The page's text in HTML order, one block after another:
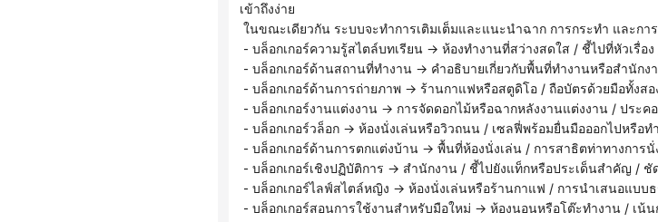
เข้าถึงง่าย
ในขณะเดียวกัน ระบบจะทำการเติมเต็มและแนะนำฉาก การกระทำ และก
- บล็อกเกอร์ความรู้สไตล์บทเรียน → ห้องทำงานที่สว่างสดใส / ชี้ไปที่หัวเรื่อ
- บล็อกเกอร์ด้านสถานที่ทำงาน → คำอธิบายเกี่ยวกับพื้นที่ทำงานหรือสำนัก
- บล็อกเกอร์ด้านการถ่ายภาพ → ร้านกาแฟหรือสตูดิโอ / ถือบัตรด้วยมือทั้งส
- บล็อกเกอร์งานแต่งงาน → การจัดดอกไม้หรือฉากหลังงานแต่งงาน / ประ
- บล็อกเกอร์วล็อก → ห้องนั่งเล่นหรือวิวถนน / เซลฟี่พร้อมยื่นมือออกไปหรือ
- บล็อกเกอร์ด้านการตกแต่งบ้าน → พื้นที่ห้องนั่งเล่น / การสาธิตท่าทางการ
- บล็อกเกอร์เชิงปฏิบัติการ → สำนักงาน / ชี้ไปยังแท็กหรือประเด็นสำคัญ / ชั
- บล็อกเกอร์ไลฟ์สไตล์หญิง → ห้องนั่งเล่นหรือร้านกาแฟ / การนำเสนอแบบ
- บล็อกเกอร์สอนการใช้งานสำหรับมือใหม่ → ห้องนอนหรือโต๊ะทำงาน / เน้น